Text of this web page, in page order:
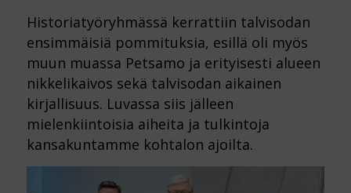
Historiatyöryhmässä kerrattiin talvisodan
ensimmäisiä pommituksia, esillä oli myös
muun muassa Petsamo ja erityisesti alueen
nikkelikaivos sekä talvisodan aikainen
kirjallisuus. Luvassa siis jälleen
mielenkiintoisia aiheita ja tulkintoja
kansakuntamme kohtalon ajoilta.